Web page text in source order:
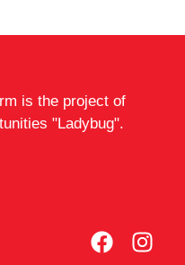
is the project of
"Ladybug".